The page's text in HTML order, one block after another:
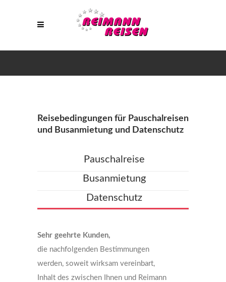
Reisebedingungen für Pauschalreisen
und Busanmietung und Datenschutz
Pauschalreise
Busanmietung
Datenschutz
Sehr geehrte Kunden,
die nachfolgenden Bestimmungen
werden, soweit wirksam vereinbart,
Inhalt des zwischen Ihnen und Reimann